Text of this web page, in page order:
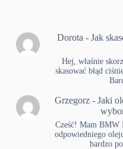
Dorota -Jak
Hej, właśnie
skasować błąd
Grzegorz- Jaki
Cześć! Mam BMW
odpowiedniego
bardzo